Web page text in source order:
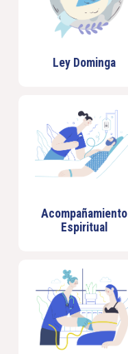
Ley Dominga
Acompañamiento
Espiritual